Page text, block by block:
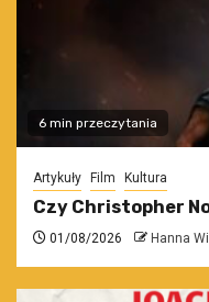
6 min przeczytania
Artykuły Film Kultura
Czy Christopher
01/08/2026 Hanna